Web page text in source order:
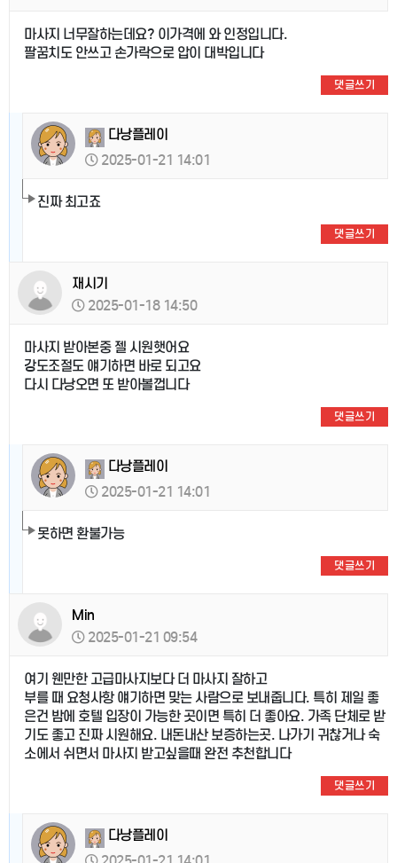
마사지 너무잘하는데요? 이가격에 와 인정입니다.
팔꿈치도 안쓰고 손가락으로 압이 대박입니다
댓글쓰기
다낭플레이
2025-01-21 14:01
진짜 최고죠
댓글쓰기
재시기
2025-01-18 14:50
마사지 받아본중 젤 시원햇어요
강도조절도 얘기하면 바로 되고요
다시 다낭오면 또 받아볼껍니다
댓글쓰기
다낭플레이
2025-01-21 14:01
못하면 환불가능
댓글쓰기
Min
2025-01-21 09:54
여기 웬만한 고급마사지보다 더 마사지 잘하고
부를 때 요청사항 얘기하면 맞는 사람으로 보내줍니다. 특히 제일 좋
은건 밤에 호텔 입장이 가능한 곳이면 특히 더 좋아요. 가족 단체로 받
기도 좋고 진짜 시원해요. 내돈내산 보증하는곳. 나가기 귀찮거나 숙
소에서 쉬면서 마사지 받고싶을때 완전 추천합니다
댓글쓰기
다낭플레이